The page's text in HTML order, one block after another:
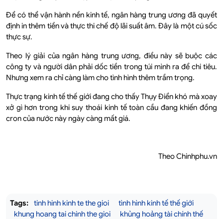
Để có thể vận hành nền kinh tế, ngân hàng trung ương đã quyết
định in thêm tiền và thực thi chế độ lãi suất âm. Đây là một cú sốc
thực sự.
Theo lý giải của ngân hàng trung ương, điều này sẽ buộc các
công ty và người dân phải dốc tiền trong túi mình ra để chi tiêu.
Nhưng xem ra chỉ càng làm cho tình hình thêm trầm trọng.
Thực trạng kinh tế thế giới đang cho thấy Thụy Điển khó mà xoay
xở gì hơn trong khi suy thoái kinh tế toàn cầu đang khiến đồng
cron của nước này ngày càng mất giá.
Theo Chinhphu.vn
Tags: tinh hinh kinh te the gioi
tình hình kinh tế thế giới
khung hoang tai chinh the gioi
khủng hoảng tài chính thế